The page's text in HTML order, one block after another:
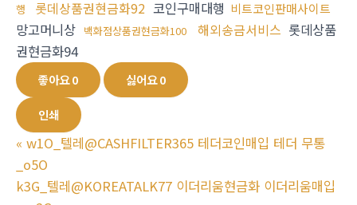
행
롯데상품권현금화92 코인구매대행 비트코인판매사이트
망고머니상 백화점상품권현금화100 해외송금서비스 롯데상품
권현금화94
좋아요0 싫어요0
인쇄
« w1O_텔레@CASHFILTER365 테더코인매입 테더 무통
_o5O
k3G_텔레@KOREATALK77 이더리움현금화 이더리움매입